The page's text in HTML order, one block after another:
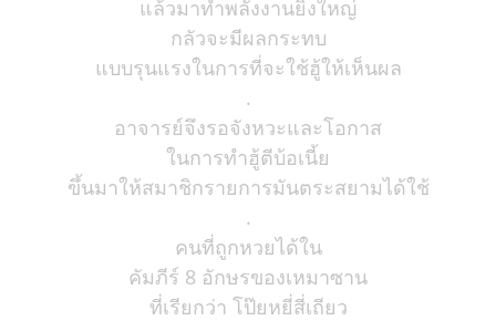
แล้วมาทำพลังงานยิ่งใหญ่
กลัวจะมีผลกระทบ
แบบรุนแรงในการที่จะใช้ฮู้ให้เห็นผล
.
อาจารย์จึงรอจังหวะและโอกาส
ในการทำฮู้ตีบ้อเนี้ย
ขึ้นมาให้สมาชิกรายการมันตระสยามได้ใช้
.
คนที่ถูกหวยได้ใน
คัมภีร์ 8 อักษรของเหมาซาน
ที่เรียกว่า โป๊ยหยี่สี่เถียว